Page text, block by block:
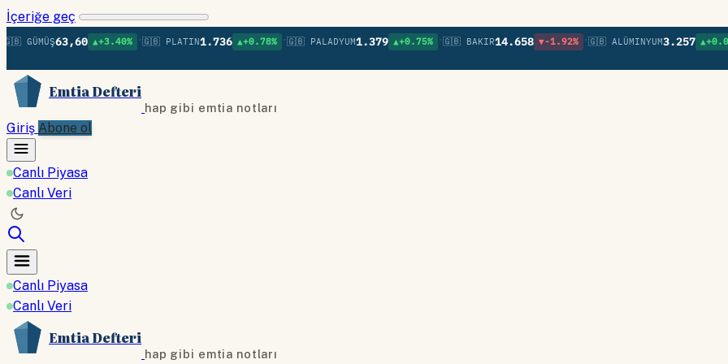
İçeriğe geç
63,60 ▲+3.40% •🇬🇧 PLATIN1.736 ▲+0.78% •🇬🇧 PALADYUM1.379 ▲+0.75% •🇬🇧 BAKIR14.658 ▼-1.92% •🇬🇧 ALÜMINYUM3.257 ▲+0.09% •🇬🇧
Emtia Defteri
hap gibi emtia notları
Giriş Abone ol
Canlı Piyasa
Canlı Veri
Canlı Piyasa
Canlı Veri
Emtia Defteri
hap gibi emtia notları